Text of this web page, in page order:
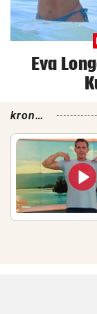
Eva
krone.